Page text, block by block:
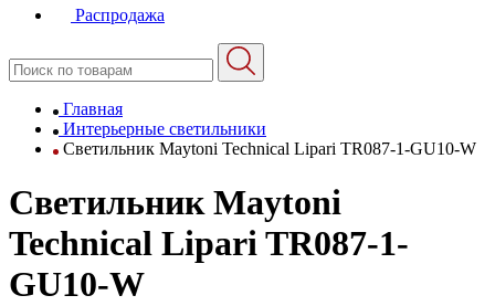
Распродажа
Главная
Интерьерные светильники
Светильник Maytoni Technical Lipari TR087-1-GU10-W
Светильник Maytoni
Technical Lipari TR087-1-
GU10-W